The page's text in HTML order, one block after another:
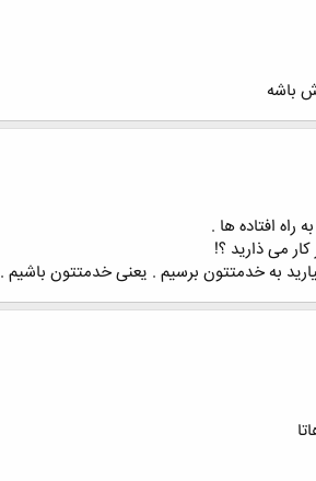
باشه
افتاده ها .
می ذارید ؟!
به خدمتتون برسیم . یعنی خدمتتون باشیم .